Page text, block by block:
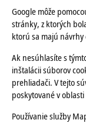
Google môže
stránky, z ktorých
ktorú sa majú návrhy
Ak nesúhlasíte s
inštalácii súborov
prehliadači. V tejto
poskytované v
Používanie služby